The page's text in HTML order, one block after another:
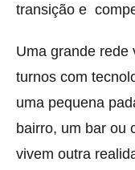
transição e
Uma grande rede
turnos com
uma pequena
bairro, um bar ou
vivem outra